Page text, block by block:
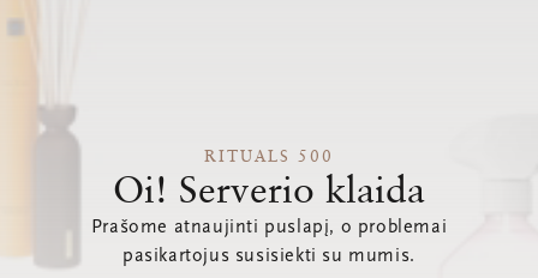
RITUALS 500
Oi! Serverio klaida
Prašome atnaujinti puslapį, o problemai
pasikartojus susisiekti su mumis.